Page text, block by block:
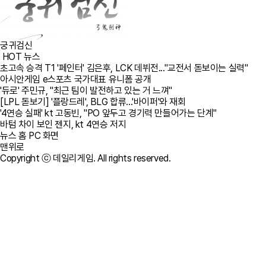
궁귀검신
HOT 뉴스
초고속 승격 T1 '페인터' 김은후, LCK 데뷔전..."교전서 돋보이는 실력"
아시안게임 e스포츠 국가대표 유니폼 공개
'듀로' 주민규, "최근 팀이 발전하고 있는 거 느껴"
[LPL 돋보기] '플랑드레', BLG 합류...'바이퍼'와 재회
'4연승 실패' kt 고동빈, "PO 앞두고 경기력 만들어가는 단계"
바텀 차이 보인 젠지, kt 4연승 저지
뉴스 홈 PC 화면
맨위로
Copyright ⓒ 데일리게임. All rights reserved.